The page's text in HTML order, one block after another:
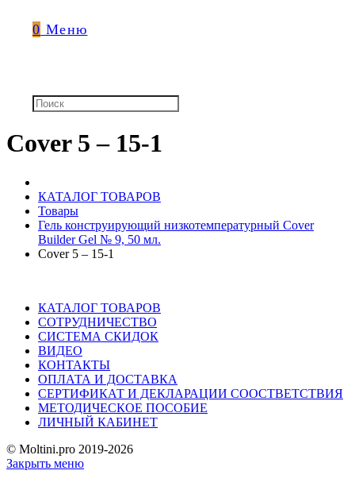
0 Меню
Cover 5 – 15-1
КАТАЛОГ ТОВАРОВ
Товары
Гель конструирующий низкотемпературный Cover
Builder Gel № 9, 50 мл.
Cover 5 – 15-1
КАТАЛОГ ТОВАРОВ
СОТРУДНИЧЕСТВО
СИСТЕМА СКИДОК
ВИДЕО
КОНТАКТЫ
ОПЛАТА И ДОСТАВКА
СЕРТИФИКАТ И ДЕКЛАРАЦИИ СООСТВЕТСТВИЯ
МЕТОДИЧЕСКОЕ ПОСОБИЕ
ЛИЧНЫЙ КАБИНЕТ
© Moltini.pro 2019-2026
Закрыть меню